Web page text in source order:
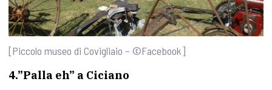
[Piccolo museo di Covigliaio – ©Facebook]
4.”Palla eh” a Ciciano